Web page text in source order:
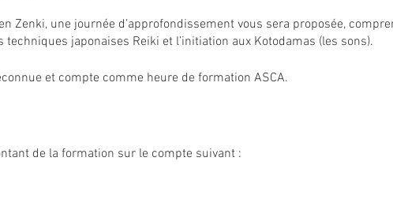
Zenki, une journée d’approfondissement vous sera proposée,
techniques japonaises Reiki et l’initiation aux Kotodamas (les sons).
et compte comme heure de formation ASCA.
de la formation sur le compte suivant :